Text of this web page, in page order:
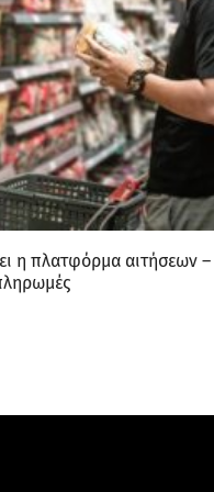
η πλατφόρμα αιτήσεων